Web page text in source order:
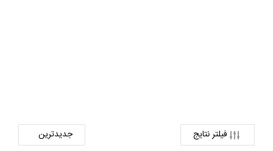
فیلتر نتایج